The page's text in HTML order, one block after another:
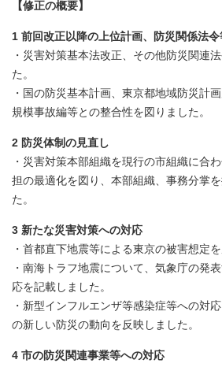
【修正の概要】
1 前回改正以降の上位計画、防災関係法
・災害対策基本法改正、その他防災関連
た。
・国の防災基本計画、東京都地域防災計
規模事故編等との整合性を図りました。
2 防災体制の見直し
・災害対策本部組織を現行の市組織に合
担の最適化を図り、本部組織、事務分掌
た。
3 新たな災害対策への対応
・首都直下地震等による東京の被害想定を
・南海トラフ地震について、気象庁の発
応を記載しました。
・新型インフルエンザ等感染症等への対
の新しい防災の動向を反映しました。
4 市の防災関連事業等への対応